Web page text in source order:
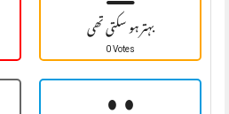
بہتر ہو سکتی تھی
0 Votes